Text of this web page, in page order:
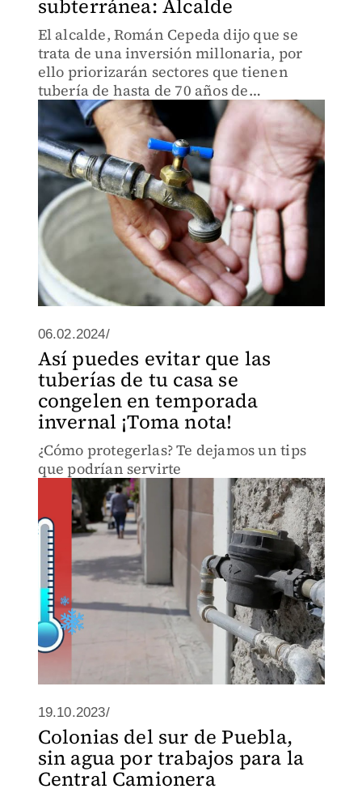
subterránea: Alcalde
El alcalde, Román Cepeda dijo que se
trata de una inversión millonaria, por
ello priorizarán sectores que tienen
tubería de hasta de 70 años de
antigüedad.
06.02.2024/
Así puedes evitar que las
tuberías de tu casa se
congelen en temporada
invernal ¡Toma nota!
¿Cómo protegerlas? Te dejamos un tips
que podrían servirte
19.10.2023/
Colonias del sur de Puebla,
sin agua por trabajos para la
Central Camionera